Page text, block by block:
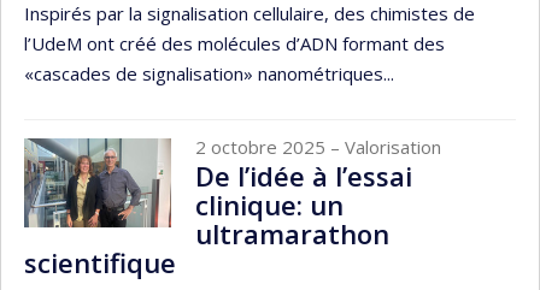
Inspirés par la signalisation cellulaire, des chimistes de
l’UdeM ont créé des molécules d’ADN formant des
«cascades de signalisation» nanométriques...
2 octobre 2025 – Valorisation
De l’idée à l’essai
clinique: un
ultramarathon
scientifique